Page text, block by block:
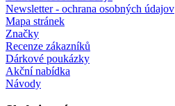
Newsletter - ochrana osobných údajov
Mapa stránek
Značky
Recenze zákazníků
Dárkové poukázky
Akční nabídka
Návody